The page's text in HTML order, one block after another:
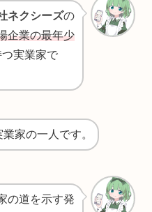
ネクシーズの
企業の最年少
実業家で
家の一人です。
の道を示す発